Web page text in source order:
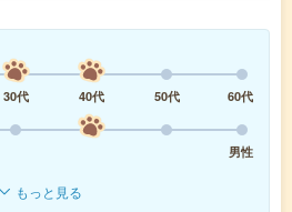
30代 40代 50代
60代
男性
もっと見る